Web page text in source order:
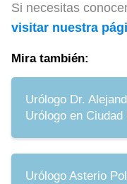
Si necesitas
visitar nuestra
Mira también:
Urólogo Dr.
Urólogo en Ciudad
Urólogo Asterio